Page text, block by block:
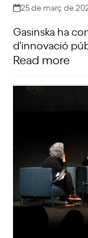
25 de març de
Gasinska ha
d'innovació
Read more